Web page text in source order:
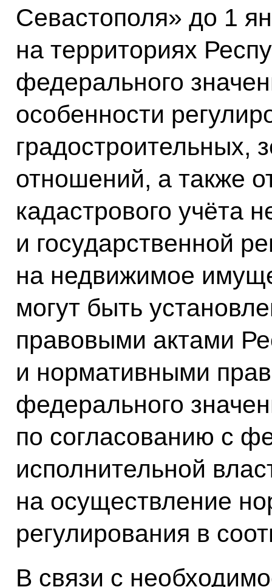
Севастополя» до 1
на территориях
федерального
особенности
градостроительных,
отношений, а также
кадастрового учёта
и государственной
на недвижимое
могут быть
правовыми актами
и нормативными
федерального
по согласованию с
исполнительной
на осуществление
регулирования в
В связи с